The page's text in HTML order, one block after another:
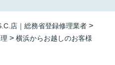
店｜総務省登録修理業者 >
> 横浜からお越しのお客様